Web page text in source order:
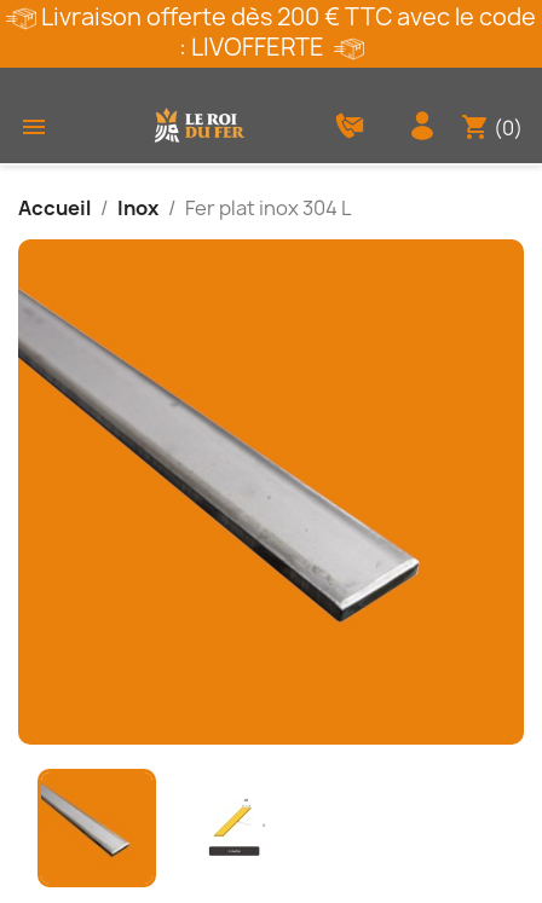
Livraison offerte dès 200 € TTC avec le code
: LIVOFFERTE
 shopping_cart (0)
Accueil Inox Fer plat inox 304 L